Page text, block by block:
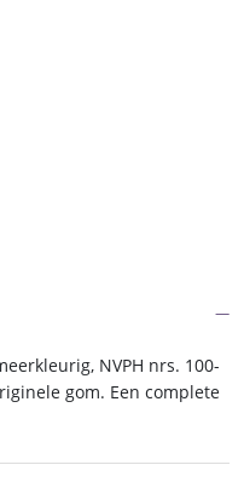
NVPH nrs. 100-
gom. Een complete